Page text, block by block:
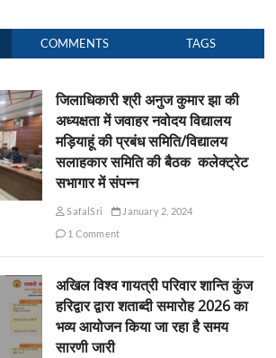
COMMENTS TAGS
जिलाधिकारी श्री अनुज कुमार झा की
अध्यक्षता में जवाहर नवोदय विद्यालय
मड़ियाहूं की प्रबंध समिति/विद्यालय
सलाहकार समिति की बैठक कलेक्ट्रेट
सभागार में संपन्न
SafalSri
January 2, 2024
1 Comment
अखिल विश्व गायत्री परिवार शान्ति कुंज
हरिद्वार द्वारा शताब्दी समारोह 2026 का
भव्य आयोजन किया जा रहा है समय
सारणी जारी